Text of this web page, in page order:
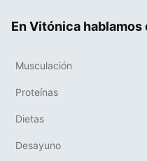
En Vitónica hablamos
Musculación
Proteínas
Dietas
Desayuno